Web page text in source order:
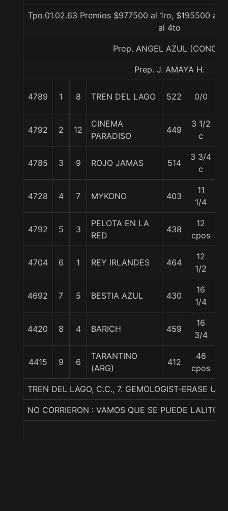
Tpo.01.02.63 Premios $977500 al 1ro, $195500 al
al 4to
Prop. ANGEL AZUL (CONCE)
Prep. J. AMAYA H.
4789 1 8 TREN DEL LAGO 522 0/0
4792 2 12
CINEMA
PARADISO
449
3 1/2
c
4785 3 9 ROJO JAMAS 514
3 3/4
c
4728 4 7 MYKONO 403
11
1/4
4792 5 3
PELOTA EN LA
RED
438
12
cpos
4704 6 1 REY IRLANDES 464
12
1/2
4692 7 5 BESTIA AZUL 430
16
1/4
4420 8 4 BARICH 459
16
3/4
4415 9 6
TARANTINO
(ARG)
412
46
cpos
TREN DEL LAGO, C.C., 7. GEMOLOGIST-ERASE
NO CORRIERON : VAMOS QUE SE PUEDE LALITO